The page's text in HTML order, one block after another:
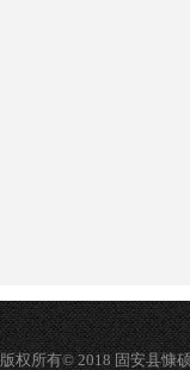
版权所有© 2018 固安县慷